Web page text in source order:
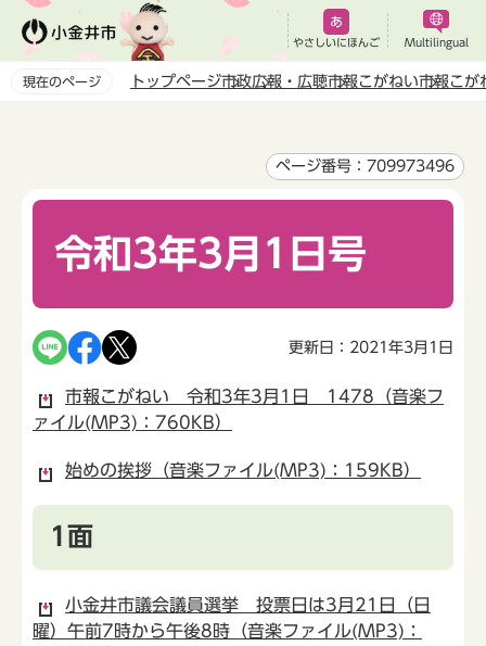
ペ
やさしいにほんご Multilingual
現在のページ トップページ市政広報・広聴市報こがねい市報こが
ページ番号：709973496
令和3年3月1日号
更新日：2021年3月1日
市報こがねい 令和3年3月1日 1478（音楽フ
ァイル(MP3)：760KB）
始めの挨拶（音楽ファイル(MP3)：159KB）
1面
小金井市議会議員選挙 投票日は3月21日（日
曜）午前7時から午後8時（音楽ファイル(MP3)：